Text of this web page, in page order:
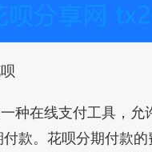
种在线支付工具，允
款。花呗分期付款